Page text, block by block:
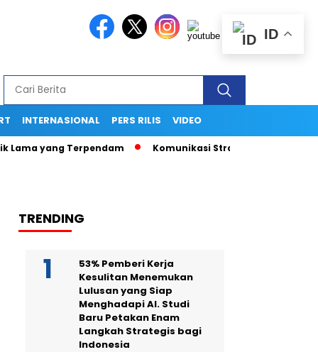
INTERNASIONAL PERS RILIS VIDEO
yang Terpendam Komunikasi Strategis Publikasi Press
TRENDING
53% Pemberi Kerja
Kesulitan Menemukan
Lulusan yang Siap
Menghadapi AI. Studi
Baru Petakan Enam
Langkah Strategis bagi
Indonesia
ID